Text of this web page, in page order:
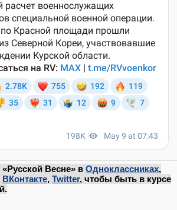
Весне» в Одноклассниках,
ВКонтакте, Twitter, чтобы быть в курсе